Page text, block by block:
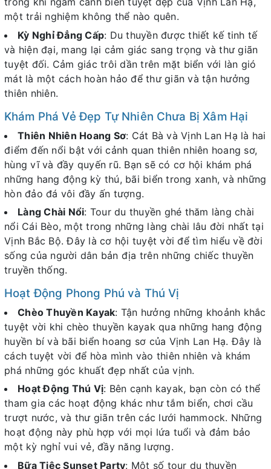
một trải nghiệm không thể nào quên.
Kỳ Nghỉ Đẳng Cấp: Du thuyền được thiết kế tinh tế
và hiện đại, mang lại cảm giác sang trọng và thư giãn
tuyệt đối. Cảm giác trôi dần trên mặt biển với làn gió
mát là một cách hoàn hảo để thư giãn và tận hưởng
thiên nhiên.
Khám Phá Vẻ Đẹp Tự Nhiên Chưa Bị Xâm Hại
Thiên Nhiên Hoang Sơ: Cát Bà và Vịnh Lan Hạ là hai
điểm đến nổi bật với cảnh quan thiên nhiên hoang sơ,
hùng vĩ và đầy quyến rũ. Bạn sẽ có cơ hội khám phá
những hang động kỳ thú, bãi biển trong xanh, và những
hòn đảo đá vôi đầy ấn tượng.
Làng Chài Nổi: Tour du thuyền ghé thăm làng chài
nổi Cái Bèo, một trong những làng chài lâu đời nhất tại
Vịnh Bắc Bộ. Đây là cơ hội tuyệt vời để tìm hiểu về đời
sống của người dân bản địa trên những chiếc thuyền
truyền thống.
Hoạt Động Phong Phú và Thú Vị
Chèo Thuyền Kayak: Tận hưởng những khoảnh khắc
tuyệt vời khi chèo thuyền kayak qua những hang động
huyền bí và bãi biển hoang sơ của Vịnh Lan Hạ. Đây là
cách tuyệt vời để hòa mình vào thiên nhiên và khám
phá những góc khuất đẹp nhất của vịnh.
Hoạt Động Thú Vị: Bên cạnh kayak, bạn còn có thể
tham gia các hoạt động khác như tắm biển, chơi cầu
trượt nước, và thư giãn trên các lưới hammock. Những
hoạt động này phù hợp với mọi lứa tuổi và đảm bảo
một kỳ nghỉ vui vẻ, đầy năng lượng.
Bữa Tiệc Sunset Party: Một số tour du thuyền